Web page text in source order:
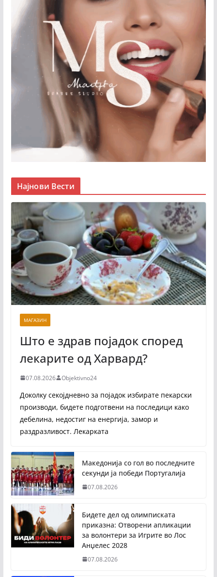
Најнови Вести
МАГАЗИН
Што е здрав појадок според
лекарите од Харвард?
07.08.2026 Objektivno24
Доколку секојдневно за појадок избирате пекарски
производи, бидете подготвени на последици како
дебелина, недостиг на енергија, замор и
раздразливост. Лекарката
Македонија со гол во последните
секунди ја победи Португалија
07.08.2026
Бидете дел од олимписката
приказна: Отворени апликации
за волонтери за Игрите во Лос
Анџелес 2028
07.08.2026